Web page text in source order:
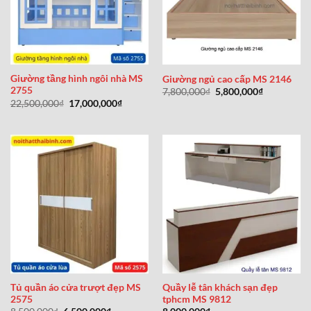
Giường tầng hình ngôi nhà MS
2755
22,500,000₫ Giá
gốc
17,000,000₫Giá
Giường ngủ cao cấp MS 2146
7,800,000₫ Giá
gốc
5,800,000₫Giá
Tủ quần áo cửa trượt đẹp MS
2575
Quầy lễ tân khách sạn đẹp
tphcm MS 9812